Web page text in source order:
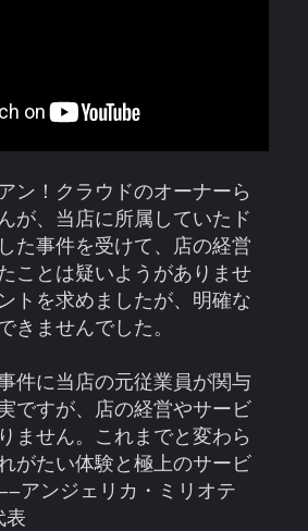
ン！クラウドのオーナーら
が、当店に所属していたド
た事件を受けて、店の経営
ことは疑いようがありませ
トを求めましたが、明確な
きませんでした。
件に当店の元従業員が関与
ですが、店の経営やサービ
ません。これまでと変わら
がたい体験と極上のサービ
アンジェリカ・ミリオテ
表